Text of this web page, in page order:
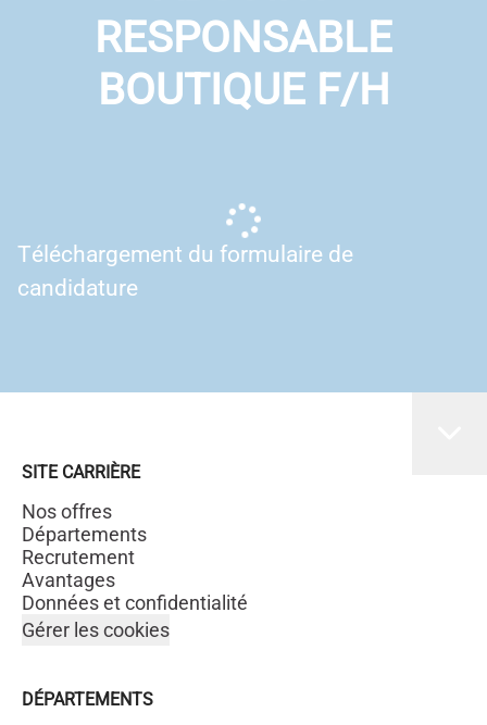
RESPONSABLE
BOUTIQUE F/H
Téléchargement du formulaire de
candidature
SITE CARRIÈRE
Nos offres
Départements
Recrutement
Avantages
Données et confidentialité
Gérer les cookies
DÉPARTEMENTS